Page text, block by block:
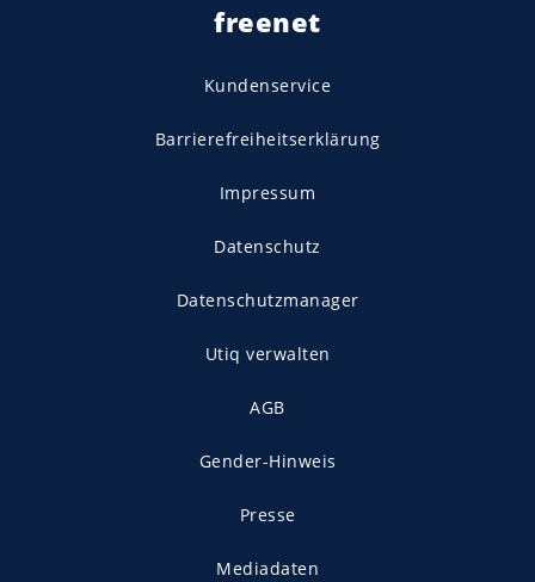
freenet
Kundenservice
Barrierefreiheitserklärung
Impressum
Datenschutz
Datenschutzmanager
Utiq verwalten
AGB
Gender-Hinweis
Presse
Mediadaten